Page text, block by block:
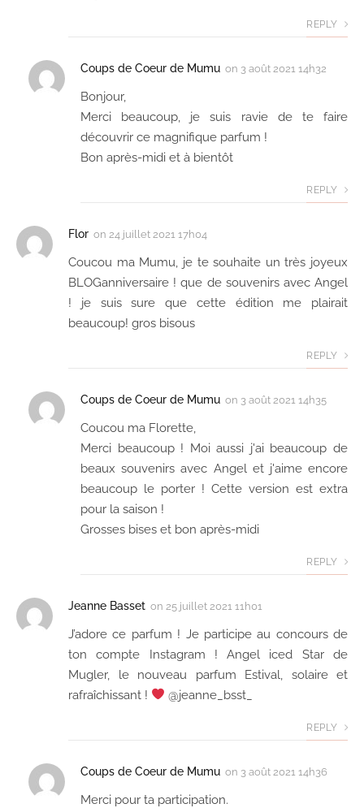
REPLY
Coups de Coeur de Mumu on 3 août 2021 14h32
Bonjour,
Merci beaucoup, je suis ravie de te faire
découvrir ce magnifique parfum !
Bon après-midi et à bientôt
REPLY
Flor on 24 juillet 2021 17h04
Coucou ma Mumu, je te souhaite un très joyeux
BLOGanniversaire ! que de souvenirs avec Angel
! je suis sure que cette édition me plairait
beaucoup! gros bisous
REPLY
Coups de Coeur de Mumu on 3 août 2021 14h35
Coucou ma Florette,
Merci beaucoup ! Moi aussi j'ai beaucoup de
beaux souvenirs avec Angel et j'aime encore
beaucoup le porter ! Cette version est extra
pour la saison !
Grosses bises et bon après-midi
REPLY
Jeanne Basset on 25 juillet 2021 11h01
J’adore ce parfum ! Je participe au concours de
ton compte Instagram ! Angel iced Star de
Mugler, le nouveau parfum Estival, solaire et
rafraîchissant !
@jeanne_bsst_
REPLY
Coups de Coeur de Mumu on 3 août 2021 14h36
Merci pour ta participation.